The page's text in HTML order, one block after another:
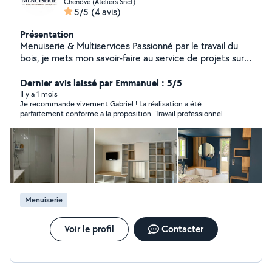
5/5 (4 avis)
Présentation
Menuiserie & Multiservices Passionné par le travail du
bois, je mets mon savoir-faire au service de projets sur
Soucieux du détail et du travail bien fait, j'accorde une
grande importance à la satisfaction du client et à la
durabilité de chaque réalisation. Polyvalent, j'interviens
également dans le multiservice pour répondre à divers
besoins du quotidien : petites réparations, entretien ou
améliorations de l'habitat. Mon objectif est d'offrir un
service complet, professionnel et de confiance, adapté
à chaque demande.
Dernier avis laissé par Emmanuel : 5/5
Il y a 1 mois
Je recommande vivement Gabriel ! La réalisation a été
parfaitement conforme a la proposition. Travail professionnel et
Menuiserie
Voir le profil Contacter